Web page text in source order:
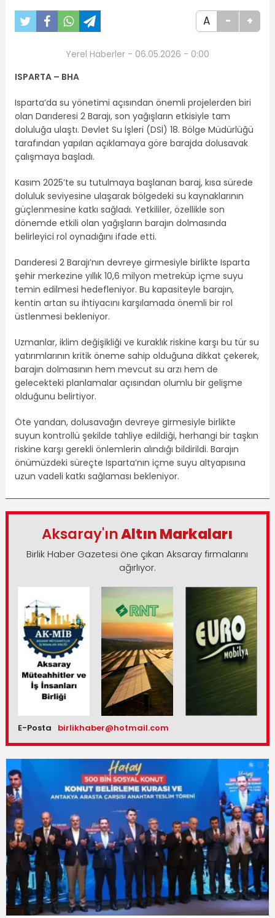
A - +
Yerel Haberler - 06.05.2026 - 0:00
ISPARTA – BHA
Isparta’da su yönetimi açısından önemli projelerden biri
olan Darıderesi 2 Barajı, son yağışların etkisiyle tam
doluluğa ulaştı. Devlet Su İşleri (DSİ) 18. Bölge Müdürlüğü
tarafından yapılan açıklamaya göre barajda dolusavak
çalışmaya başladı.
Kasım 2025’te su tutulmaya başlanan baraj, kısa sürede
doluluk seviyesine ulaşarak bölgedeki su kaynaklarının
güçlenmesine katkı sağladı. Yetkililer, özellikle son
dönemde etkili olan yağışların barajın dolmasında
belirleyici rol oynadığını ifade etti.
Darıderesi 2 Barajı’nın devreye girmesiyle birlikte Isparta
şehir merkezine yıllık 10,6 milyon metreküp içme suyu
temin edilmesi hedefleniyor. Bu kapasiteyle barajın,
kentin artan su ihtiyacını karşılamada önemli bir rol
üstlenmesi bekleniyor.
Uzmanlar, iklim değişikliği ve kuraklık riskine karşı bu tür su
yatırımlarının kritik öneme sahip olduğuna dikkat çekerek,
barajın dolmasının hem mevcut su arzı hem de
gelecekteki planlamalar açısından olumlu bir gelişme
olduğunu belirtiyor.
Öte yandan, dolusavağın devreye girmesiyle birlikte
suyun kontrollü şekilde tahliye edildiği, herhangi bir taşkın
riskine karşı gerekli önlemlerin alındığı bildirildi. Barajın
önümüzdeki süreçte Isparta’nın içme suyu altyapısına
uzun vadeli katkı sağlaması bekleniyor.
Aksaray'ınAltın Markaları
Birlik Haber Gazetesi öne çıkan Aksaray firmalarını
ağırlıyor.
E-Posta birlikhaber@hotmail.com